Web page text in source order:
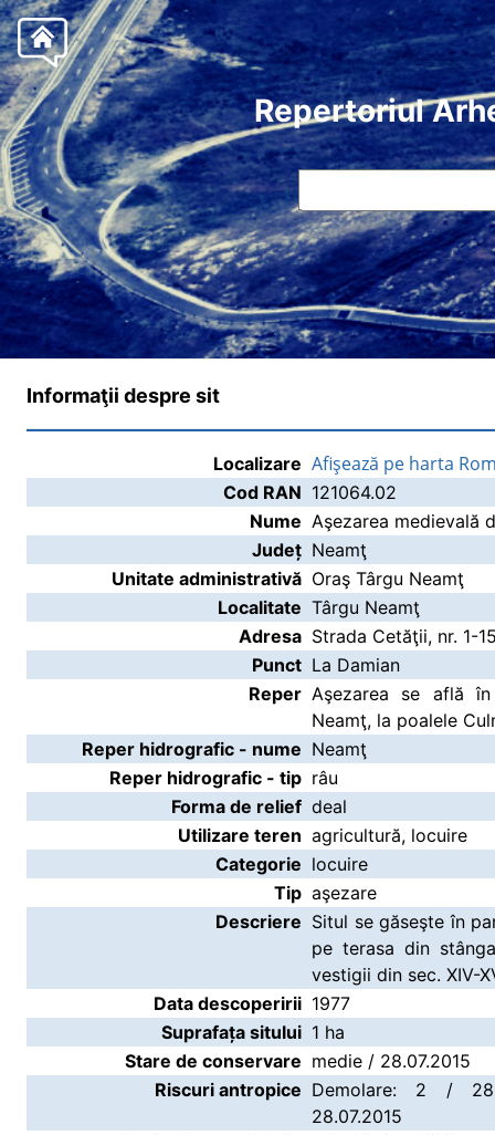
Repertoriul
Informaţii despre sit
Localizare Afişează pe harta
Cod RAN 121064.02
Nume Aşezarea medievală
Județ Neamţ
Unitate administrativă Oraş Târgu Neamţ
Localitate Târgu Neamţ
Adresa Strada Cetăţii, nr. 1-
Punct La Damian
Reper Aşezarea se află
Neamţ, la poalele
Reper hidrografic - nume Neamţ
Reper hidrografic - tip râu
Forma de relief deal
Utilizare teren agricultură, locuire
Categorie locuire
Tip aşezare
Descriere Situl se găseşte în
pe terasa din
vestigii din sec. XIV-
Data descoperirii 1977
Suprafața sitului 1 ha
Stare de conservare medie / 28.07.2015
Riscuri antropice Demolare: 2 /
28.07.2015